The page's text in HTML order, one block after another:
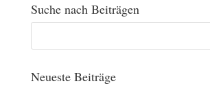
Suche nach Beiträgen
Neueste Beiträge